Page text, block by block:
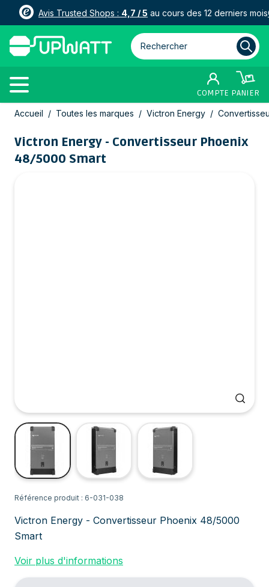
Avis Trusted Shops : 4,7 / 5 au cours des 12 derniers mois
Rechercher parmi plus de
COMPTE PANIER
Allez au contenu
Accueil / Toutes les marques / Victron Energy /
Victron Energy - Convertisseur Phoenix
48/5000 Smart
Référence produit : 6-031-038
Victron Energy - Convertisseur Phoenix 48/5000
Smart
Voir plus d'informations